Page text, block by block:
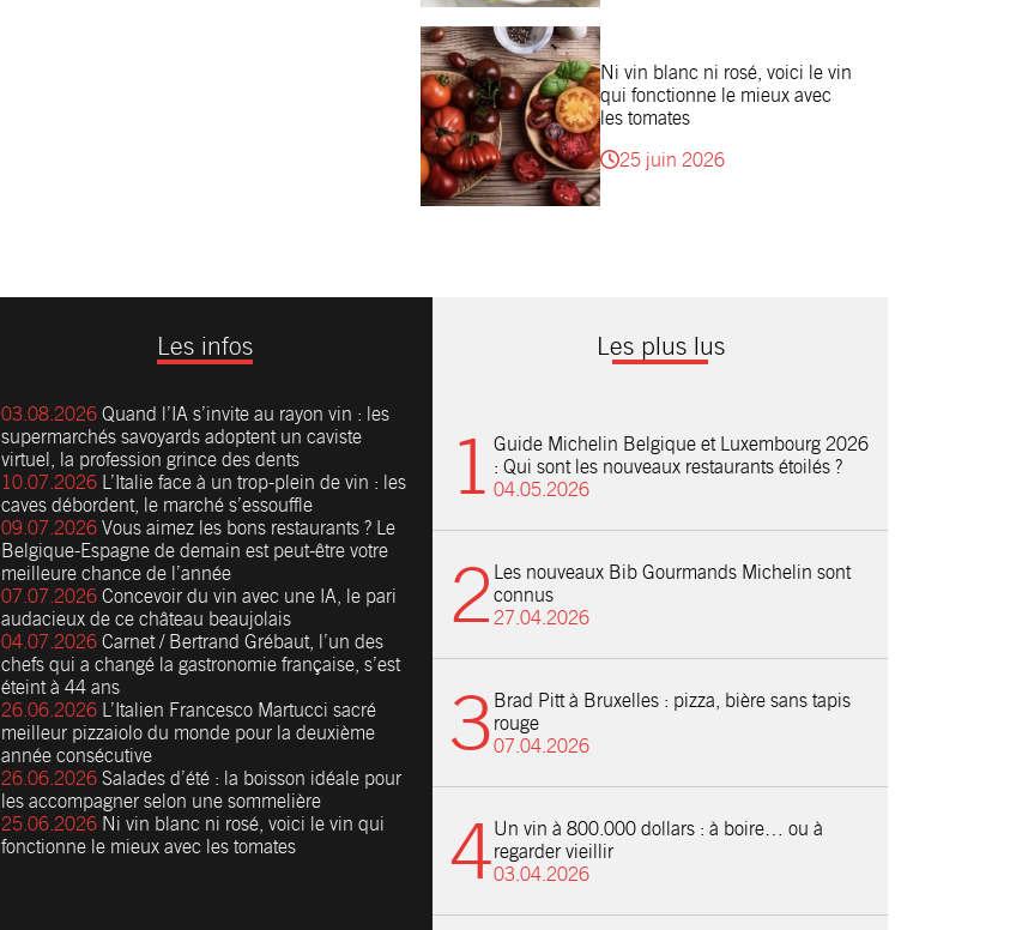
Ni vin blanc ni rosé, voici le vin
qui fonctionne le mieux avec
les tomates
25 juin 2026
Les infos
03.08.2026 Quand l’IA s’invite au rayon vin : les
supermarchés savoyards adoptent un caviste
virtuel, la profession grince des dents
10.07.2026 L’Italie face à un trop-plein de vin : les
caves débordent, le marché s’essouffle
09.07.2026 Vous aimez les bons restaurants ? Le
Belgique-Espagne de demain est peut-être votre
meilleure chance de l’année
07.07.2026 Concevoir du vin avec une IA, le pari
audacieux de ce château beaujolais
04.07.2026 Carnet / Bertrand Grébaut, l’un des
chefs qui a changé la gastronomie française, s’est
éteint à 44 ans
26.06.2026 L’Italien Francesco Martucci sacré
meilleur pizzaiolo du monde pour la deuxième
année consécutive
26.06.2026 Salades d’été : la boisson idéale pour
les accompagner selon une sommelière
25.06.2026 Ni vin blanc ni rosé, voici le vin qui
fonctionne le mieux avec les tomates
Les plus lus
Guide Michelin Belgique et Luxembourg 2026
: Qui sont les nouveaux restaurants étoilés ?
04.05.2026
Les nouveaux Bib Gourmands Michelin sont
connus
27.04.2026
Brad Pitt à Bruxelles : pizza, bière sans tapis
rouge
07.04.2026
Un vin à 800.000 dollars : à boire… ou à
regarder vieillir
03.04.2026